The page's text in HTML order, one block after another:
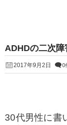
ADHDの二次
2017年9月2日 0
30代男性に書